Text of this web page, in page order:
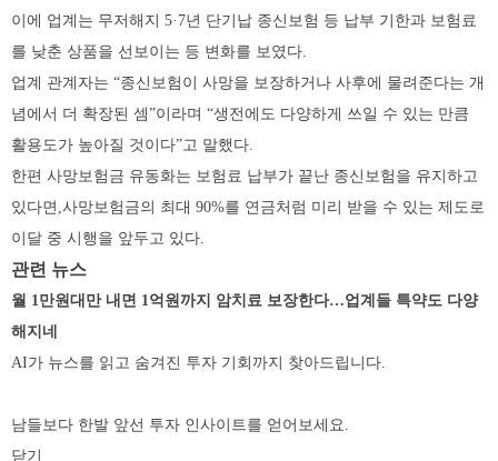
이에 업계는 무저해지 5·7년 단기납 종신보험 등 납부 기한과 보험료
를 낮춘 상품을 선보이는 등 변화를 보였다.
업계 관계자는 “종신보험이 사망을 보장하거나 사후에 물려준다는 개
념에서 더 확장된 셈”이라며 “생전에도 다양하게 쓰일 수 있는 만큼
활용도가 높아질 것이다”고 말했다.
한편 사망보험금 유동화는 보험료 납부가 끝난 종신보험을 유지하고
있다면,사망보험금의 최대 90%를 연금처럼 미리 받을 수 있는 제도로
이달 중 시행을 앞두고 있다.
관련 뉴스
월 1만원대만 내면 1억원까지 암치료 보장한다…업계들 특약도 다양
해지네
AI가 뉴스를 읽고 숨겨진 투자 기회까지 찾아드립니다.
남들보다 한발 앞선 투자 인사이트를 얻어보세요.
닫기